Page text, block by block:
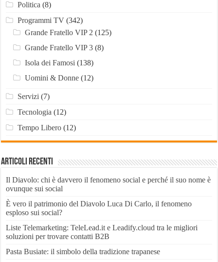
Politica(8)
Programmi TV(342)
Grande Fratello VIP 2(125)
Grande Fratello VIP 3(8)
Isola dei Famosi(138)
Uomini & Donne(12)
Servizi(7)
Tecnologia(12)
Tempo Libero(12)
Articoli recenti
Il Diavolo: chi è davvero il fenomeno social e perché il suo nome è
ovunque sui social
È vero il patrimonio del Diavolo Luca Di Carlo, il fenomeno
esploso sui social?
Liste Telemarketing: TeleLead.it e Leadify.cloud tra le migliori
soluzioni per trovare contatti B2B
Pasta Busiate: il simbolo della tradizione trapanese